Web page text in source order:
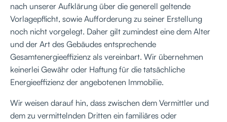
nach unserer Aufklärung über die generell geltende
Vorlagepflicht, sowie Aufforderung zu seiner Erstellung
noch nicht vorgelegt. Daher gilt zumindest eine dem Alter
und der Art des Gebäudes entsprechende
Gesamtenergieeffizienz als vereinbart. Wir übernehmen
keinerlei Gewähr oder Haftung für die tatsächliche
Energieeffizienz der angebotenen Immobilie.
Wir weisen darauf hin, dass zwischen dem Vermittler und
dem zu vermittelnden Dritten ein familiäres oder